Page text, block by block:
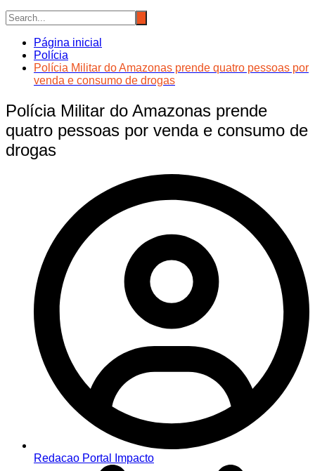
Página inicial
Polícia
Polícia Militar do Amazonas prende quatro pessoas por
venda e consumo de drogas
Polícia Militar do Amazonas prende
quatro pessoas por venda e consumo de
drogas
Redacao Portal Impacto